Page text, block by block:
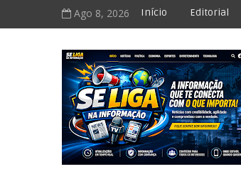
Ago 8, 2026 Início Editorial